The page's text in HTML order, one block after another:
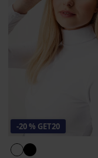
-20 % GET20